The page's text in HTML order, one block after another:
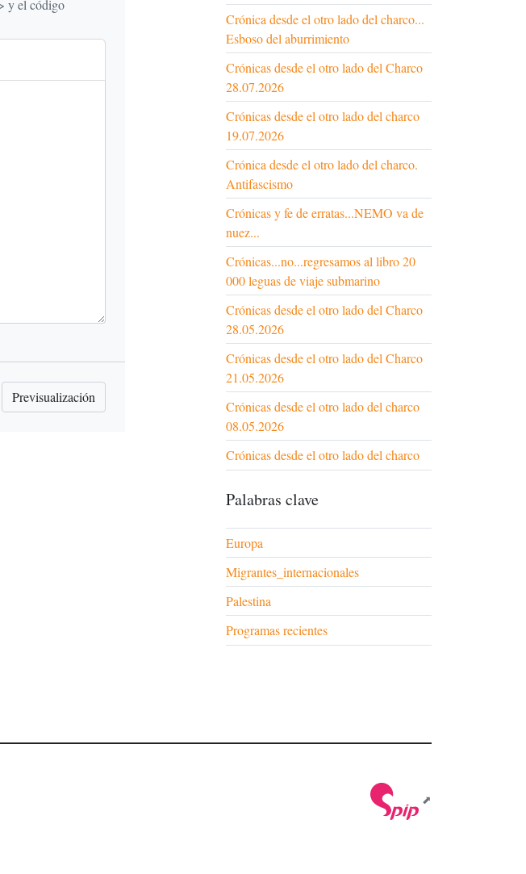
Crónica desde el otro lado del charco...
Esboso del aburrimiento
Crónicas desde el otro lado del Charco
28.07.2026
Crónicas desde el otro lado del charco
19.07.2026
Crónica desde el otro lado del charco.
Antifascismo
Crónicas y fe de erratas...NEMO va de
nuez...
Crónicas...no...regresamos al libro 20
000 leguas de viaje submarino
Crónicas desde el otro lado del Charco
28.05.2026
Crónicas desde el otro lado del Charco
21.05.2026
Crónicas desde el otro lado del charco
08.05.2026
Crónicas desde el otro lado del charco
Palabras clave
Europa
Migrantes_internacionales
Palestina
Programas recientes